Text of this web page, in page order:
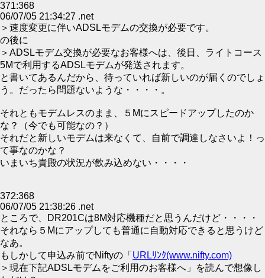
371:368
06/07/05 21:34:27 .net
＞速度変更に伴いADSLモデムの交換が必要です。
の後に
＞ADSLモデム交換が必要なお客様へは、後日、ライトコース
5Mで利用するADSLモデムが発送されます。
と書いてあるんだから、待っていれば新しいのが届くのでしょ
う。だったら問題ないような・・・・。
それともモデムレスのまま、５Mにスピードアップしたのか
な？（今でも可能なの？）
それだと新しいモデムは来なくて、自前で調達しなさいよ！っ
て事なのかな？
いまいち貴殿の状況が飲み込めない・・・・
372:368
06/07/05 21:38:26 .net
ところで、DR201Cは8M対応機種だと思うんだけど・・・・
それなら５Mにアップしても普通に自動対応できると思うけど
なあ。
もしかして申込み前でNiftyの「 URLﾘﾝｸ(www.nifty.com)
＞現在下記ADSLモデムをご利用のお客様へ」を読んで想像し